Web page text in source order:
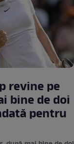
revine pe
bine de doi
pentru